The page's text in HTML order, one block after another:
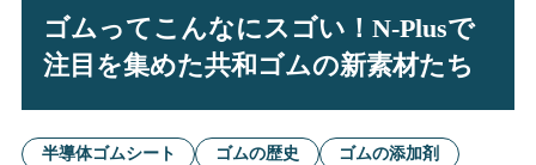
ゴムってこんなにスゴい！N-Plusで
注目を集めた共和ゴムの新素材たち
半導体ゴムシート ゴムの歴史 ゴムの添加剤